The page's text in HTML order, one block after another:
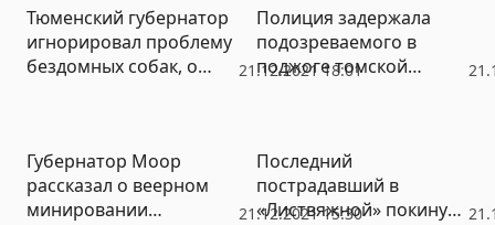
21.12.2021 18:01
Тюменский губернатор
игнорировал проблему
бездомных собак, о
Полиция задержала
подозреваемого в
поджоге томской
21.12.2021 15:30
Губернатор Моор
рассказал о веерном
минировании
Последний
пострадавший в
«Листвяжной» покинул